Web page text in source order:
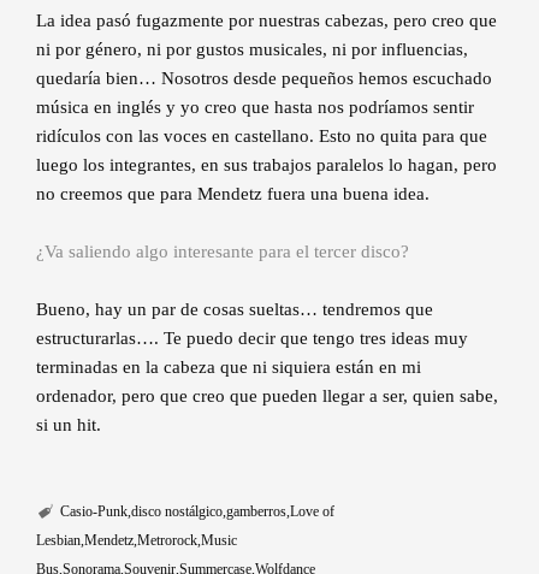
La idea pasó fugazmente por nuestras cabezas, pero creo que
ni por género, ni por gustos musicales, ni por influencias,
quedaría bien… Nosotros desde pequeños hemos escuchado
música en inglés y yo creo que hasta nos podríamos sentir
ridículos con las voces en castellano. Esto no quita para que
luego los integrantes, en sus trabajos paralelos lo hagan, pero
no creemos que para Mendetz fuera una buena idea.
¿Va saliendo algo interesante para el tercer disco?
Bueno, hay un par de cosas sueltas… tendremos que
estructurarlas…. Te puedo decir que tengo tres ideas muy
terminadas en la cabeza que ni siquiera están en mi
ordenador, pero que creo que pueden llegar a ser, quien sabe,
si un hit.
Casio-Punk disco nostálgico gamberros Love of
Lesbian Mendetz Metrorock Music
Bus Sonorama Souvenir Summercase Wolfdance